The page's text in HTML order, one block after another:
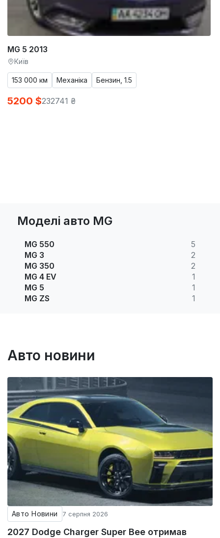
MG 5 2013
Київ
153 000 км Механіка Бензин, 1.5
5200 $232741 ₴
Моделі авто MG
MG 550
5
MG 3
2
MG 350
2
MG 4 EV
1
MG 5
1
MG ZS
1
Авто новини
Авто Новини 7 серпня 2026
2027 Dodge Charger Super Bee отримав